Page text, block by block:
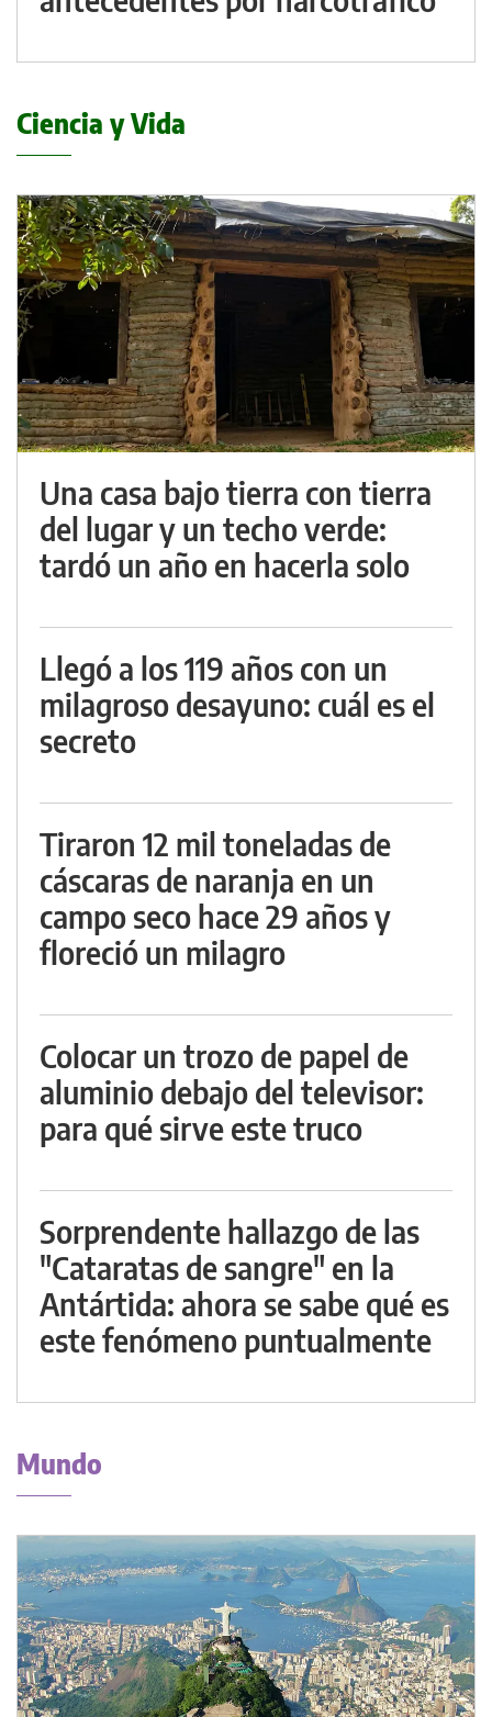
Ciencia y Vida
Una casa bajo tierra con tierra
del lugar y un techo verde:
tardó un año en hacerla solo
Llegó a los 119 años con un
milagroso desayuno: cuál es el
secreto
Tiraron 12 mil toneladas de
cáscaras de naranja en un
campo seco hace 29 años y
floreció un milagro
Colocar un trozo de papel de
aluminio debajo del televisor:
para qué sirve este truco
Sorprendente hallazgo de las
"Cataratas de sangre" en la
Antártida: ahora se sabe qué es
este fenómeno puntualmente
Mundo